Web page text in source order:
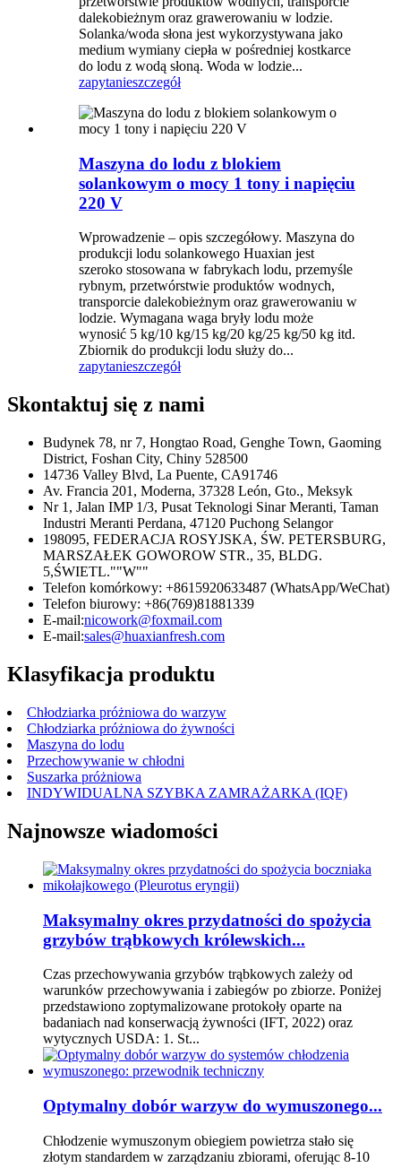
dalekobieżnym oraz grawerowaniu w lodzie.
Solanka/woda słona jest wykorzystywana jako
medium wymiany ciepła w pośredniej kostkarce
do lodu z wodą słoną. Woda w lodzie...
zapytanieszczegół
Maszyna do lodu z blokiem
solankowym o mocy 1 tony i napięciu
220 V
Wprowadzenie – opis szczegółowy. Maszyna do
produkcji lodu solankowego Huaxian jest
szeroko stosowana w fabrykach lodu, przemyśle
rybnym, przetwórstwie produktów wodnych,
transporcie dalekobieżnym oraz grawerowaniu w
lodzie. Wymagana waga bryły lodu może
wynosić 5 kg/10 kg/15 kg/20 kg/25 kg/50 kg itd.
Zbiornik do produkcji lodu służy do...
zapytanieszczegół
Skontaktuj się z nami
Budynek 78, nr 7, Hongtao Road, Genghe Town, Gaoming
District, Foshan City, Chiny 528500
14736 Valley Blvd, La Puente, CA91746
Av. Francia 201, Moderna, 37328 León, Gto., Meksyk
Nr 1, Jalan IMP 1/3, Pusat Teknologi Sinar Meranti, Taman
Industri Meranti Perdana, 47120 Puchong Selangor
198095, FEDERACJA ROSYJSKA, ŚW. PETERSBURG,
MARSZAŁEK GOWOROW STR., 35, BLDG.
5,ŚWIETL.""W""
Telefon komórkowy: +8615920633487 (WhatsApp/WeChat)
Telefon biurowy: +86(769)81881339
E-mail:nicowork@foxmail.com
E-mail:sales@huaxianfresh.com
Klasyfikacja produktu
Chłodziarka próżniowa do warzyw
Chłodziarka próżniowa do żywności
Maszyna do lodu
Przechowywanie w chłodni
Suszarka próżniowa
INDYWIDUALNA SZYBKA ZAMRAŻARKA (IQF)
Najnowsze wiadomości
Maksymalny okres przydatności do spożycia
grzybów trąbkowych królewskich...
Czas przechowywania grzybów trąbkowych zależy od
warunków przechowywania i zabiegów po zbiorze. Poniżej
przedstawiono zoptymalizowane protokoły oparte na
badaniach nad konserwacją żywności (IFT, 2022) oraz
wytycznych USDA: 1. St...
Optymalny dobór warzyw do wymuszonego...
Chłodzenie wymuszonym obiegiem powietrza stało się
złotym standardem w zarządzaniu zbiorami, oferując 8-10